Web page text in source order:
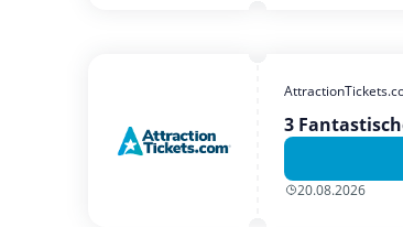
3
20.08.2026